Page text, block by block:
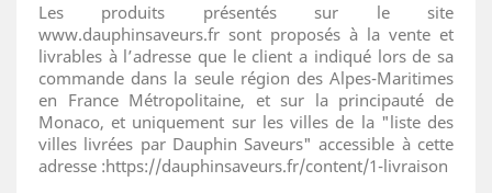
Les produits présentés sur le site
www.dauphinsaveurs.fr sont proposés à la vente et
livrables à l’adresse que le client a indiqué lors de sa
commande dans la seule région des Alpes-Maritimes
en France Métropolitaine, et sur la principauté de
Monaco, et uniquement sur les villes de la "liste des
villes livrées par Dauphin Saveurs" accessible à cette
adresse :https://dauphinsaveurs.fr/content/1-livraison